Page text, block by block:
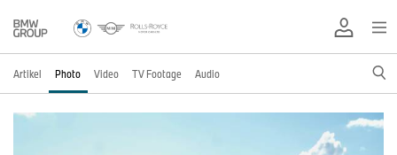
Artikel Photo Video TV Footage Audio